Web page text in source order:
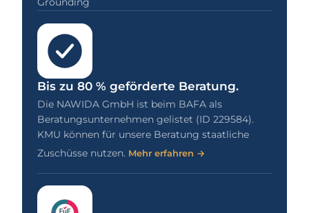
Bis zu 80 % geförderte Beratung.
Die NAWIDA GmbH ist beim BAFA als
Beratungsunternehmen gelistet (ID 229584).
KMU können für unsere Beratung staatliche
Zuschüsse nutzen. Mehr erfahren →